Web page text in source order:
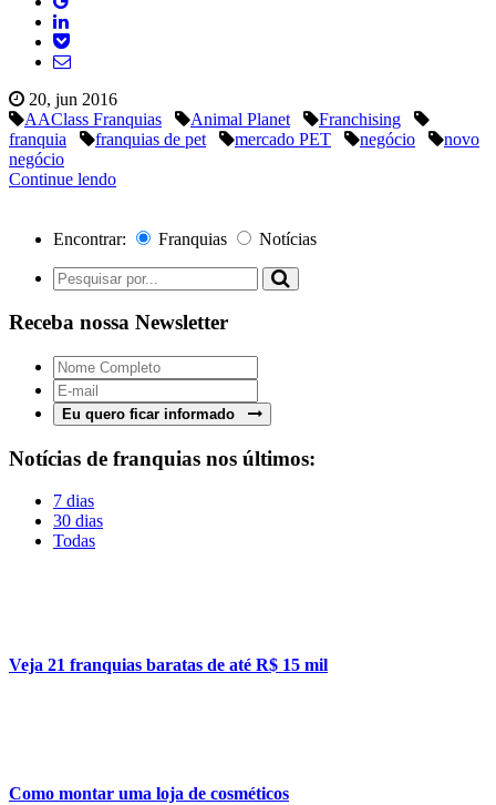
20, jun 2016
AAClass Franquias
Animal Planet
Franchising
franquia
franquias de pet mercado PET negócio
novo
negócio
Continue lendo
Encontrar: Franquias Notícias
Receba nossa Newsletter
Eu quero ficar informado
Notícias de franquias nos últimos:
7 dias
30 dias
Todas
Veja 21 franquias baratas de até R$ 15 mil
Como montar uma loja de cosméticos